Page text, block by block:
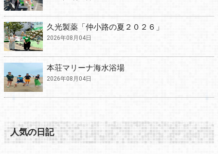
久光製薬「仲小路の夏２０２６」
2026年08月04日
本荘マリーナ海水浴場
2026年08月04日
人気の日記